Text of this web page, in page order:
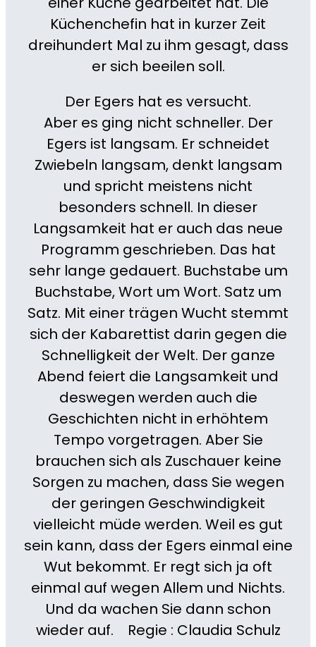
Küchenchefin hat in kurzer Zeit
dreihundert Mal zu ihm gesagt, dass
er sich beeilen soll.
Der Egers hat es versucht.
Aber es ging nicht schneller. Der
Egers ist langsam. Er schneidet
Zwiebeln langsam, denkt langsam
und spricht meistens nicht
besonders schnell. In dieser
Langsamkeit hat er auch das neue
Programm geschrieben. Das hat
sehr lange gedauert. Buchstabe um
Buchstabe, Wort um Wort. Satz um
Satz. Mit einer trägen Wucht stemmt
sich der Kabarettist darin gegen die
Schnelligkeit der Welt. Der ganze
Abend feiert die Langsamkeit und
deswegen werden auch die
Geschichten nicht in erhöhtem
Tempo vorgetragen. Aber Sie
brauchen sich als Zuschauer keine
Sorgen zu machen, dass Sie wegen
der geringen Geschwindigkeit
vielleicht müde werden. Weil es gut
sein kann, dass der Egers einmal eine
Wut bekommt. Er regt sich ja oft
einmal auf wegen Allem und Nichts.
Und da wachen Sie dann schon
wieder auf. Regie : Claudia Schulz